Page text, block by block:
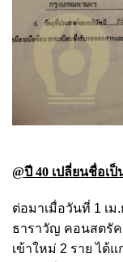
@ปี 40 เปลี่ยนชื่อเ
ต่อมาเมื่อวันที่ 1 เม
ธาราวัญ คอนสตรัค
เข้าใหม่ 2 ราย ได้